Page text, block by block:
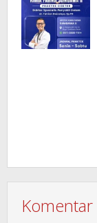
Komentar